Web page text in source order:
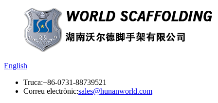
English
Truca:+86-0731-88739521
Correu electrònic:sales@hunanworld.com